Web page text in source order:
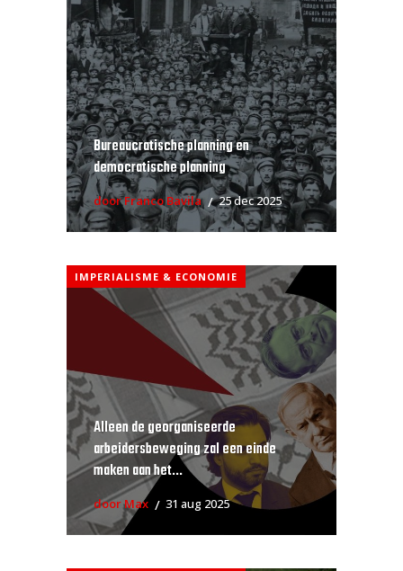
Bureaucratische planning en
democratische planning
door Franco Bavila 25 dec 2025
IMPERIALISME & ECONOMIE
Alleen de georganiseerde
arbeidersbeweging zal een einde
maken aan het...
door Max 31 aug 2025